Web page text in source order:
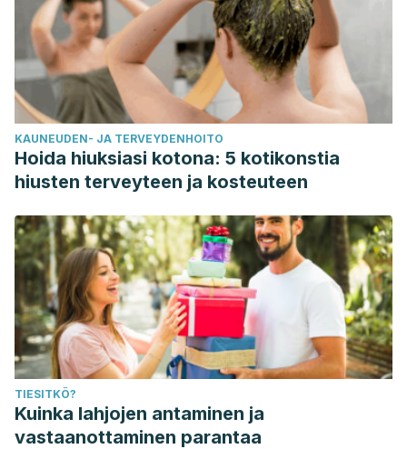
KAUNEUDEN- JA TERVEYDENHOITO
Hoida hiuksiasi kotona: 5 kotikonstia
hiusten terveyteen ja kosteuteen
TIESITKÖ?
Kuinka lahjojen antaminen ja
vastaanottaminen parantaa